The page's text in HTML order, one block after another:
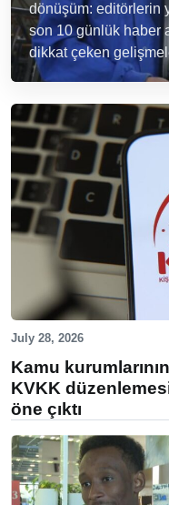
dönüşüm: editörlerin
son 10 günlük haber
dikkat çeken
July 28, 2026
Kamu
KVKK
öne çıktı